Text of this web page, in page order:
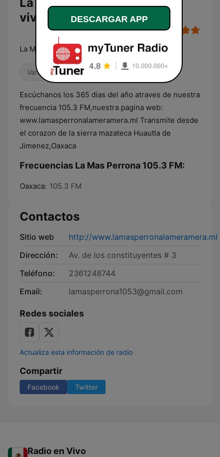
vivo
La Mera Mera
Variado Años 80 Antiguas
Escúchanos los 365 días del año atraves de nuestra
frecuencia 105.3 FM,nuestra pagina web:
www.lamasperronalameramera.ml Transmite desde
el corazon de la sierra mazateca Huautla de
Jimenez,Oaxaca
Frecuencias La Mas Perrona 105.3 FM:
Oaxaca: 105.3 FM
Contactos
Sitio web
http://www.lamasperronalameramera.ml
Dirección:
Av. de los constituyentes # 3
Teléfono:
2361248744
Email:
lamasperrona1053@gmail.com
Redes sociales
Actualiza esta información de radio
Compartir
Facebook Twitter
Radio en Vivo
DESCARGAR APP